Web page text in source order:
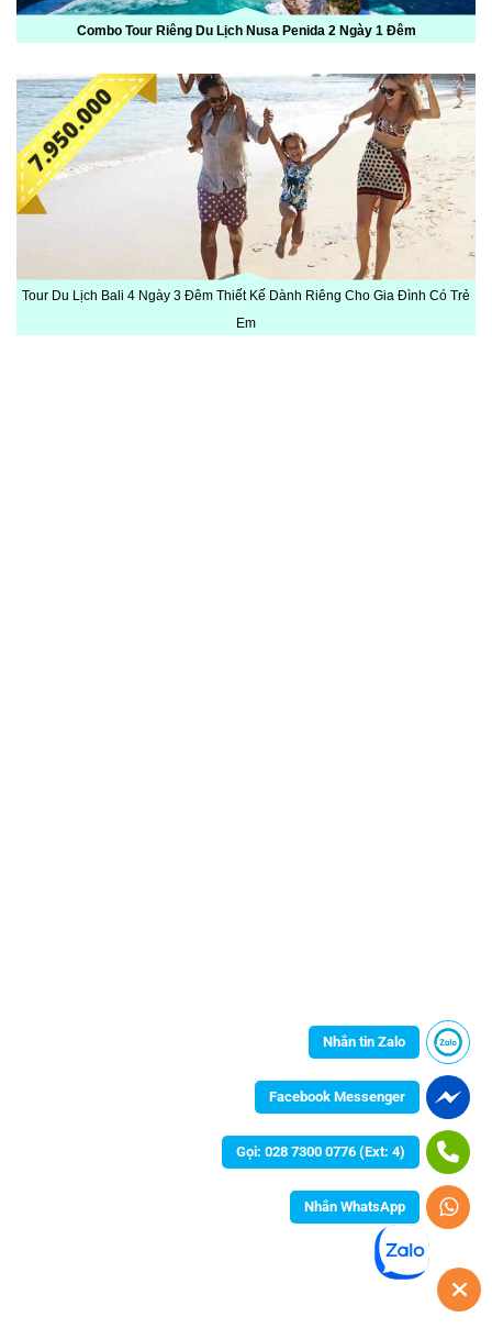
Combo Tour Riêng Du Lịch Nusa Penida 2 Ngày 1 Đêm
Tour Du Lịch Bali 4 Ngày 3 Đêm Thiết Kế Dành Riêng Cho Gia Đình Có Trẻ
Em
Nhắn tin Zalo
Facebook Messenger
Gọi: 028 7300 0776 (Ext: 4)
Nhắn WhatsApp